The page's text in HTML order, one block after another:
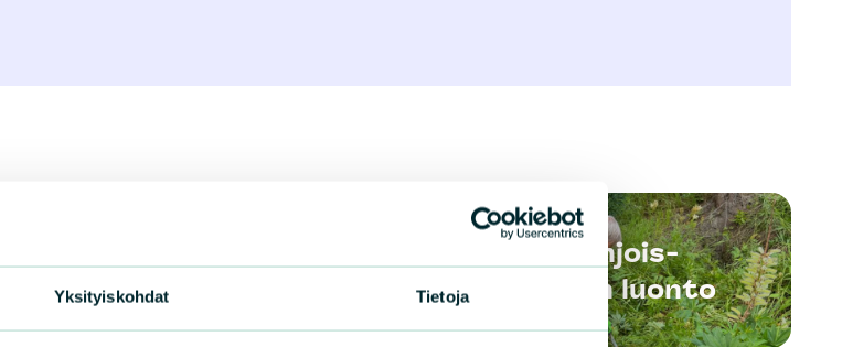
Yksityiskohdat Tietoja
Pohjois-
Savon luonto